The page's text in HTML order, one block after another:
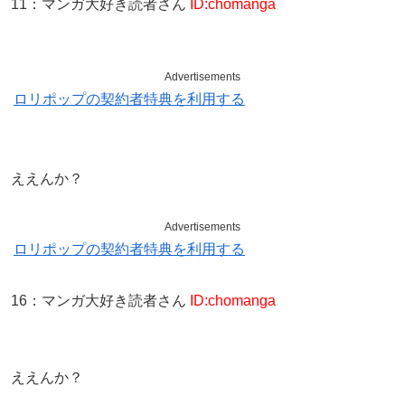
11 ： マンガ大好き読者さん ID:chomanga
Advertisements
ロリポップの契約者特典を利用する
ええんか？
Advertisements
ロリポップの契約者特典を利用する
16 ： マンガ大好き読者さん ID:chomanga
ええんか？